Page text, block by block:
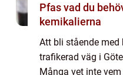
Pfas vad du behöver veta om de eviga
kemikalierna
Att bli stående
trafikerad väg i
Många vet inte